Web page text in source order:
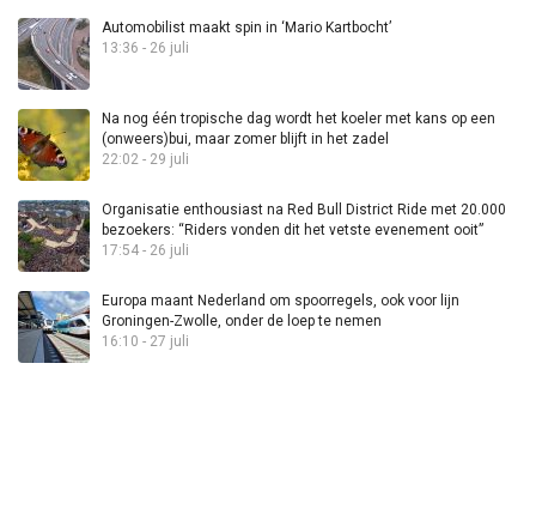
Automobilist maakt spin in ‘Mario Kartbocht’
13:36 - 26 juli
Na nog één tropische dag wordt het koeler met kans op een
(onweers)bui, maar zomer blijft in het zadel
22:02 - 29 juli
Organisatie enthousiast na Red Bull District Ride met 20.000
bezoekers: “Riders vonden dit het vetste evenement ooit”
17:54 - 26 juli
Europa maant Nederland om spoorregels, ook voor lijn
Groningen-Zwolle, onder de loep te nemen
16:10 - 27 juli